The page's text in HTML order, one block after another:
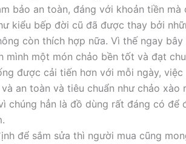
bảo an toàn, đáng với khoản tiền mà
kiểu bếp đời cũ đã được thay bởi
còn thích hợp nữa. Vì thế ngay
mình một món chảo bền tốt và đạt
được cải tiến hơn với mỗi ngày,
an toàn và tiêu chuẩn như chảo xào
chúng hẳn là đồ dùng rất đáng có để
để sắm sửa thì người mua cũng